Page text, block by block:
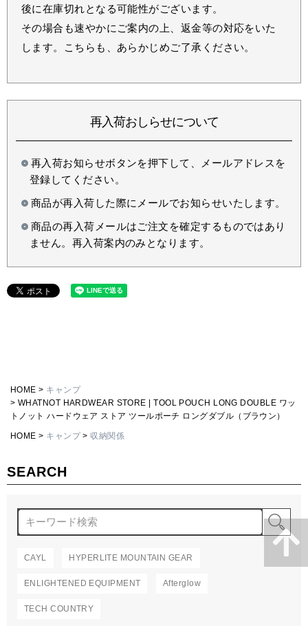
SEARCH
検
CAYL HYPERLITE MOUNTAIN GEAR
ENLIGHTENED EQUIPMENT Afterglow
TECH COUNTRY
後に在庫切れとなる可能性がございます。
その場合も速やかにご案内の上、返金等の対応をいた
します。こちらも、あらかじめご了承ください。
再入荷おしらせについて
再入荷お知らせボタンを押下して、メールアドレスを
登録してください。
商品が再入荷した際にメールでお知らせいたします。
商品の再入荷メールはご注文を確定するものではあり
ません。再入荷案内のみとなります。
HOME
キャンプ
WHATNOT HARDWEAR STORE | TOOL POUCH LONG DOUBLE ワッ
トノット ハードウェア ストア ツールポーチ ロングダブル（ブラウン）
HOME キャンプ 収納関係